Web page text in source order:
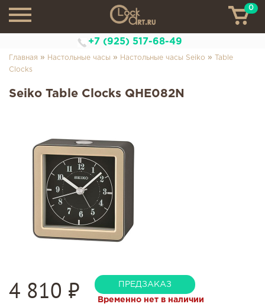
+7 (925) 517-68-49
ТН
0
Главная » Настольные часы » Настольные часы Seiko »
Table
Clocks
Seiko Table Clocks QHE082N
4 810 ₽ ПРЕДЗАКАЗ
Временно нет в наличии